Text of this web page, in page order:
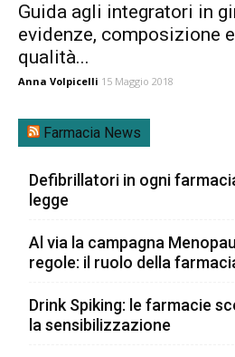
Guida agli integratori in
evidenze, composizione
qualità...
Anna Volpicelli 15 Maggio 2018
Farmacia News
Defibrillatori in ogni
legge
Al via la campagna
regole: il ruolo della
Drink Spiking: le farmacie
la sensibilizzazione